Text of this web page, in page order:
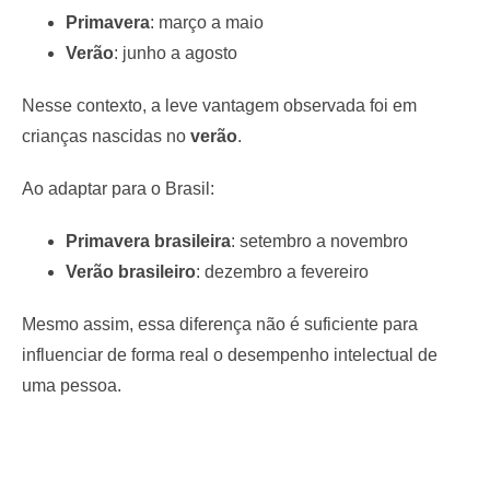
Primavera: março a maio
Verão: junho a agosto
Nesse contexto, a leve vantagem observada foi em
crianças nascidas no verão.
Ao adaptar para o Brasil:
Primavera brasileira: setembro a novembro
Verão brasileiro: dezembro a fevereiro
Mesmo assim, essa diferença não é suficiente para
influenciar de forma real o desempenho intelectual de
uma pessoa.